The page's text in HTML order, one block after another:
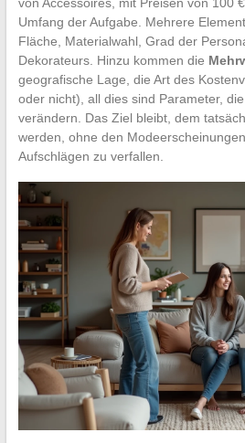
Umfang der Aufgabe. Mehrere
Fläche, Materialwahl, Grad der
Dekorateurs. Hinzu kommen die
geografische Lage, die Art des
oder nicht), all dies sind Parameter,
verändern. Das Ziel bleibt, dem
werden, ohne den
Aufschlägen zu verfallen.